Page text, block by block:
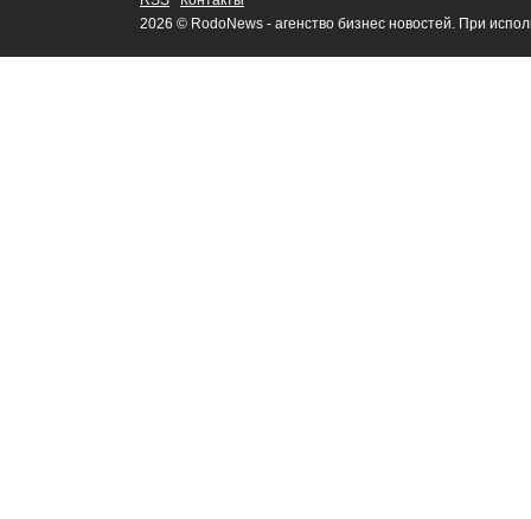
2026 © RodoNews - агенство бизнес новостей. При